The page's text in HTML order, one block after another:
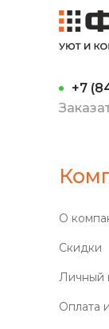
+7
О
Скидки
Личный
Оплата